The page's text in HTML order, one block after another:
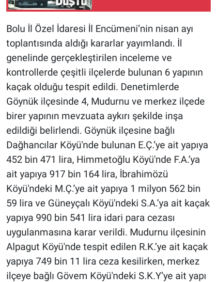
Bolu İl Özel İdaresi İl Encümeni’nin nisan ayı
toplantısında aldığı kararlar yayımlandı. İl
genelinde gerçekleştirilen inceleme ve
kontrollerde çeşitli ilçelerde bulunan 6 yapının
kaçak olduğu tespit edildi. Denetimlerde
Göynük ilçesinde 4, Mudurnu ve merkez ilçede
birer yapının mevzuata aykırı şekilde inşa
edildiği belirlendi. Göynük ilçesine bağlı
Dağhancılar Köyü'nde bulunan E.Ç.’ye ait yapıya
452 bin 471 lira, Himmetoğlu Köyü'nde F.A.’ya
ait yapıya 917 bin 164 lira, İbrahimözü
Köyü'ndeki M.Ç.’ye ait yapıya 1 milyon 562 bin
59 lira ve Güneyçalı Köyü'ndeki S.A.’ya ait kaçak
yapıya 990 bin 541 lira idari para cezası
uygulanmasına karar verildi. Mudurnu ilçesinin
Alpagut Köyü'nde tespit edilen R.K.’ye ait kaçak
yapıya 749 bin 11 lira ceza kesilirken, merkez
ilçeye bağlı Gövem Köyü'ndeki S.K.Y’ye ait yapı